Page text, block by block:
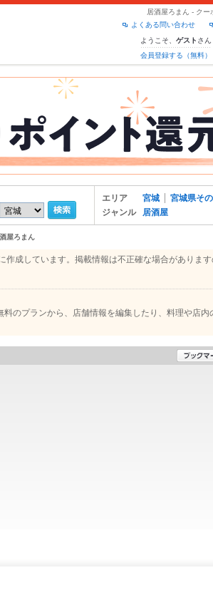
居酒屋ろまん - クー
よくある問い合わせ
ようこそ、 ゲスト さん
会員登録する（無料）
エリア 宮城
宮城県そ
ジャンル
居酒屋
屋ろまん
成しています。掲載情報は不正確な場合がありま
のプランから、店舗情報を編集したり、料理や店